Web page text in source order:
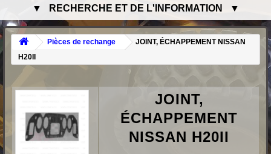
▼ RECHERCHE ET DE L'INFORMATION ▼
Pièces de rechange
JOINT, ÉCHAPPEMENT NISSAN
H20II
JOINT,
ÉCHAPPEMENT
NISSAN H20II